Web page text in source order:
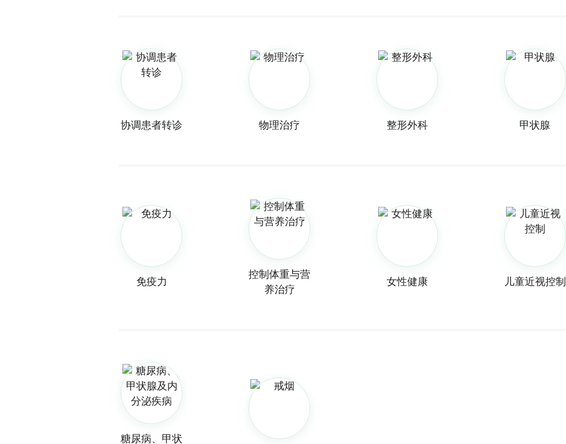
协调患者转诊 物理治疗 整形外科 甲状腺
免疫力
控制体重与营
养治疗
女性健康 儿童近视控制
糖尿病、甲状